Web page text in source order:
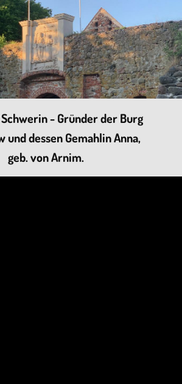
- Gründer der Burg
und dessen Gemahlin Anna,
geb. von Arnim.